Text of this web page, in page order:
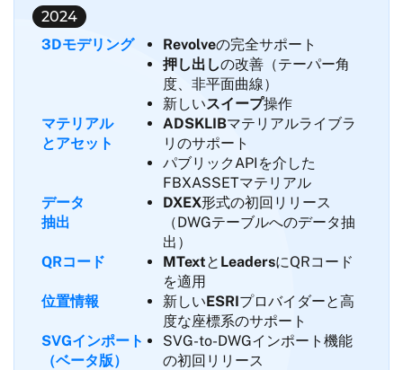
2024
3Dモデリング
Revolveの完全サポート
押し出しの改善（テーパー角
度、非平面曲線）
新しいスイープ操作
マテリアル
とアセット
ADSKLIBマテリアルライブラ
リのサポート
パブリックAPIを介した
FBXASSETマテリアル
データ
抽出
DXEX形式の初回リリース
（DWGテーブルへのデータ抽
出）
QRコード
MTextと LeadersにQRコード
を適用
位置情報
新しいESRIプロバイダーと高
度な座標系のサポート
SVGインポート
（ベータ版）
SVG-to-DWGインポート機能
の初回リリース